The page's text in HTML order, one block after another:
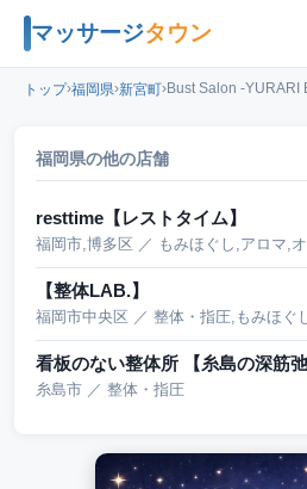
マッサージタウン
トップ›福岡県›新宮町›Bust Salon -YURARI
福岡県の他の店舗
resttime【レストタイム】
福岡市,博多区 ／ もみほぐし,アロマ,
【整体LAB.】
福岡市中央区 ／ 整体・指圧,もみほぐ
看板のない整体所 【糸島の深筋弛
糸島市 ／ 整体・指圧